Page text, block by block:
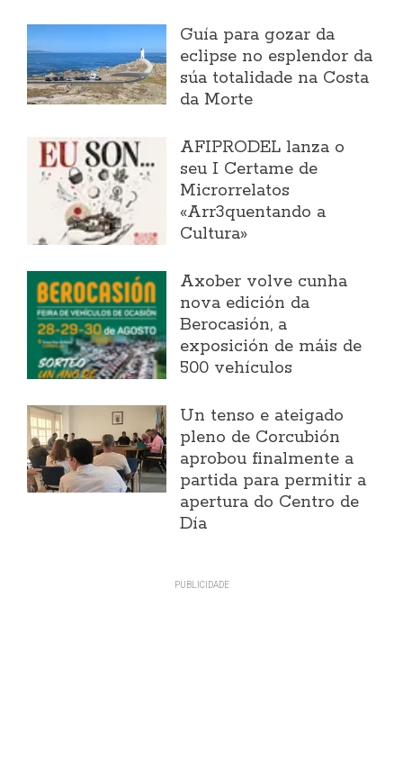
Guía para gozar da
eclipse no esplendor da
súa totalidade na Costa
da Morte
AFIPRODEL lanza o
seu I Certame de
Microrrelatos
«Arr3quentando a
Cultura»
Axober volve cunha
nova edición da
Berocasión, a
exposición de máis de
500 vehículos
Un tenso e ateigado
pleno de Corcubión
aprobou finalmente a
partida para permitir a
apertura do Centro de
Día